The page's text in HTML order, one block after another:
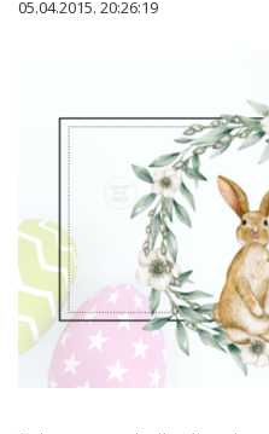
05.04.2015. 20:26:19